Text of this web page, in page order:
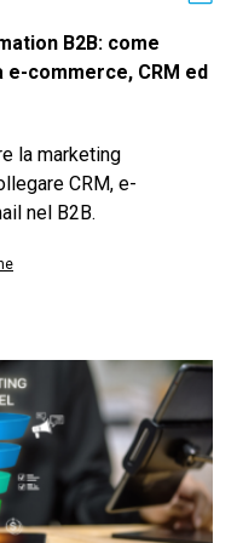
B2B: come
commerce, CRM ed
la marketing
CRM, e-
nel B2B.